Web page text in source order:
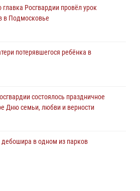
рубрики «Знай наших» стал сотрудник
Росгвардии провёл урок
в Подмосковье
потерявшегося ребёнка в
состоялось праздничное
Дню семьи, любви и верности
в одном из парков